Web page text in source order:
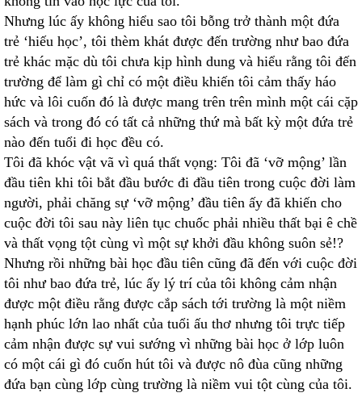
Nhưng lúc ấy không hiểu sao tôi bỗng trở thành một đứa
trẻ ‘hiếu học’, tôi thèm khát được đến trường như bao đứa
trẻ khác mặc dù tôi chưa kịp hình dung và hiểu rằng tôi đến
trường để làm gì chỉ có một điều khiến tôi cảm thấy háo
hức và lôi cuốn đó là được mang trên trên mình một cái cặp
sách và trong đó có tất cả những thứ mà bất kỳ một đứa trẻ
nào đến tuổi đi học đều có.
Tôi đã khóc vật vã vì quá thất vọng: Tôi đã ‘vỡ mộng’ lần
đầu tiên khi tôi bắt đầu bước đi đầu tiên trong cuộc đời làm
người, phải chăng sự ‘vỡ mộng’ đầu tiên ấy đã khiến cho
cuộc đời tôi sau này liên tục chuốc phải nhiều thất bại ê chề
và thất vọng tột cùng vì một sự khởi đầu không suôn sẻ!?
Nhưng rồi những bài học đầu tiên cũng đã đến với cuộc đời
tôi như bao đứa trẻ, lúc ấy lý trí của tôi không cảm nhận
được một điều rằng được cắp sách tới trường là một niềm
hạnh phúc lớn lao nhất của tuổi ấu thơ nhưng tôi trực tiếp
cảm nhận được sự vui sướng vì những bài học ở lớp luôn
có một cái gì đó cuốn hút tôi và được nô đùa cũng những
đứa bạn cùng lớp cùng trường là niềm vui tột cùng của tôi.